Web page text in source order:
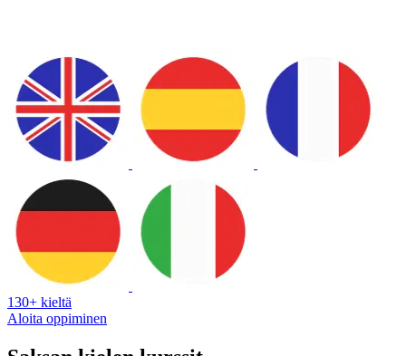
130+ kieltä
Aloita oppiminen